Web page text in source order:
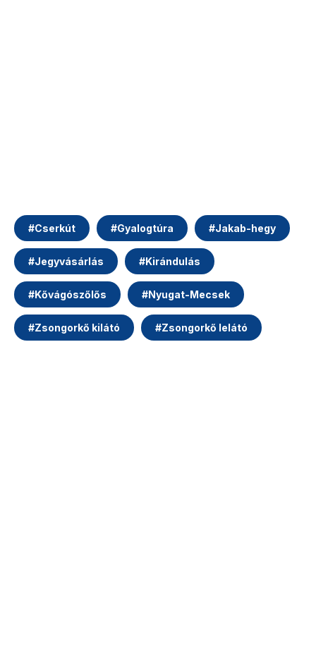
#Cserkút #Gyalogtúra #Jakab-hegy
#Jegyvásárlás #Kirándulás
#Kővágószőlős #Nyugat-Mecsek
#Zsongorkő kilátó #Zsongorkő lelátó